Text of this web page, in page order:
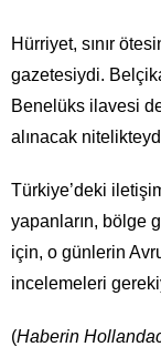
Hürriyet, sınır
gazetesiydi.
Benelüks ilavesi
alınacak
Türkiye’deki
yapanların, bölge
için, o günlerin
incelemeleri
(Haberin